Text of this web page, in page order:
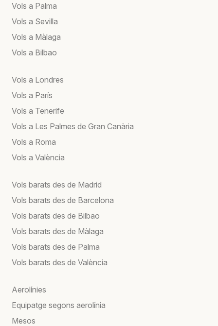
Vols a Palma
Vols a Sevilla
Vols a Màlaga
Vols a Bilbao
Vols a Londres
Vols a París
Vols a Tenerife
Vols a Les Palmes de Gran Canària
Vols a Roma
Vols a València
Vols barats des de Madrid
Vols barats des de Barcelona
Vols barats des de Bilbao
Vols barats des de Màlaga
Vols barats des de Palma
Vols barats des de València
Aerolínies
Equipatge segons aerolínia
Mesos